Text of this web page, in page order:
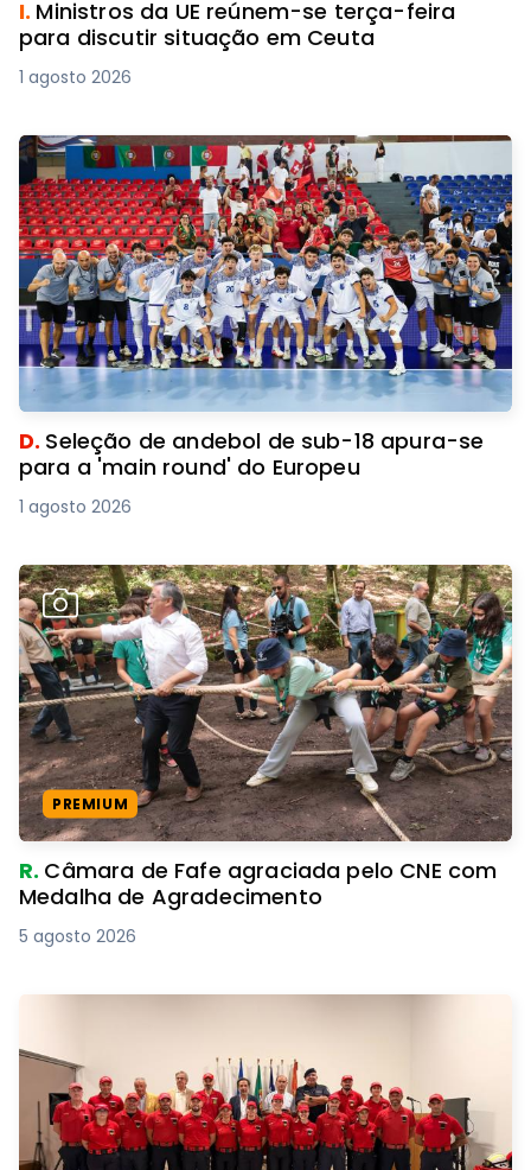
I. Ministros da UE reúnem-se terça-feira
para discutir situação em Ceuta
1 agosto 2026
D. Seleção de andebol de sub-18 apura-se
para a 'main round' do Europeu
1 agosto 2026
PREMIUM
R. Câmara de Fafe agraciada pelo CNE com
Medalha de Agradecimento
5 agosto 2026